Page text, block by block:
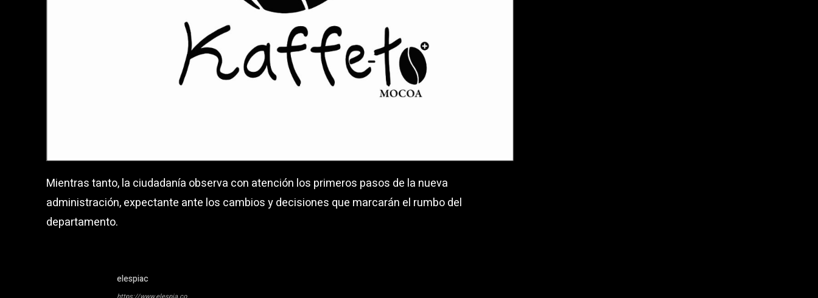
Mientras tanto, la ciudadanía observa con atención los primeros pasos de la nueva
administración, expectante ante los cambios y decisiones que marcarán el rumbo del
departamento.
elespiac